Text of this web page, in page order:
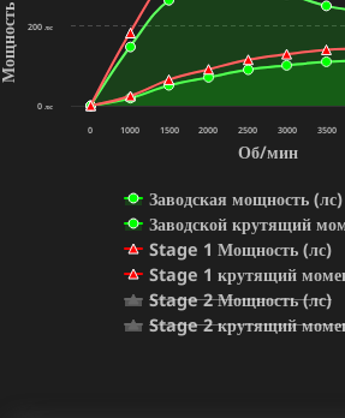
Об/мин
(лс)
Заводская мощность (лс)
Заводской крутящий
Stage 1 Мощность (лс)
Stage 1 крутящий
Stage 2 Мощность (лс)
Stage 2 крутящий
0 1000 1500 2000 2500 3000 3500
0 лс
200 лс